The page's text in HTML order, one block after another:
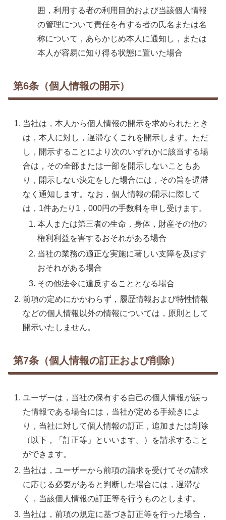
囲，利用する者の利用目的および当該個人情報
の管理について責任を有する者の氏名または名
称について，あらかじめ本人に通知し，または
本人が容易に知り得る状態に置いた場合
第6条（個人情報の開示）
当社は，本人から個人情報の開示を求められたとき
は，本人に対し，遅滞なくこれを開示します。ただ
し，開示することにより次のいずれかに該当する場
合は，その全部または一部を開示しないこともあ
り，開示しない決定をした場合には，その旨を遅滞
なく通知します。なお，個人情報の開示に際して
は，1件あたり1，000円の手数料を申し受けます。
本人または第三者の生命，身体，財産その他の
権利利益を害するおそれがある場合
当社の業務の適正な実施に著しい支障を及ぼす
おそれがある場合
その他法令に違反することとなる場合
前項の定めにかかわらず，履歴情報および特性情報
などの個人情報以外の情報については，原則として
開示いたしません。
第7条（個人情報の訂正および削除）
ユーザーは，当社の保有する自己の個人情報が誤っ
た情報である場合には，当社が定める手続きによ
り，当社に対して個人情報の訂正，追加または削除
（以下，「訂正等」といいます。）を請求すること
ができます。
当社は，ユーザーから前項の請求を受けてその請求
に応じる必要があると判断した場合には，遅滞な
く，当該個人情報の訂正等を行うものとします。
当社は，前項の規定に基づき訂正等を行った場合，